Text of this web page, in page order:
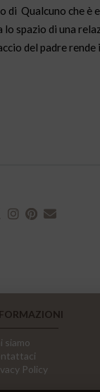
di Qualcuno che è
spazio di una
del padre
siamo
Policy